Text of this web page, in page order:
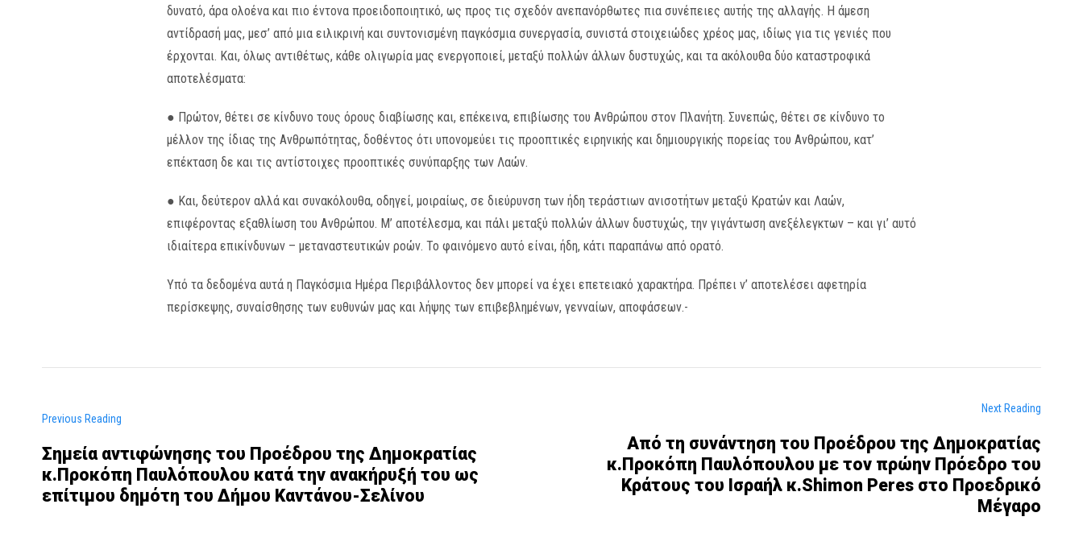
δυνατό, άρα ολοένα και πιο έντονα προειδοποιητικό, ως προς τις σχεδόν ανεπανόρθωτες πια συνέπειες αυτής της αλλαγής. Η άμεση
αντίδρασή μας, μεσ’ από μια ειλικρινή και συντονισμένη παγκόσμια συνεργασία, συνιστά στοιχειώδες χρέος μας, ιδίως για τις γενιές που
έρχονται. Και, όλως αντιθέτως, κάθε ολιγωρία μας ενεργοποιεί, μεταξύ πολλών άλλων δυστυχώς, και τα ακόλουθα δύο καταστροφικά
αποτελέσματα:
● Πρώτον, θέτει σε κίνδυνο τους όρους διαβίωσης και, επέκεινα, επιβίωσης του Ανθρώπου στον Πλανήτη. Συνεπώς, θέτει σε κίνδυνο τo
μέλλον της ίδιας της Ανθρωπότητας, δοθέντος ότι υπονομεύει τις προοπτικές ειρηνικής και δημιουργικής πορείας του Ανθρώπου, κατ’
επέκταση δε και τις αντίστοιχες προοπτικές συνύπαρξης των Λαών.
● Και, δεύτερον αλλά και συνακόλουθα, οδηγεί, μοιραίως, σε διεύρυνση των ήδη τεράστιων ανισοτήτων μεταξύ Κρατών και Λαών,
επιφέροντας εξαθλίωση του Ανθρώπου. Μ’ αποτέλεσμα, και πάλι μεταξύ πολλών άλλων δυστυχώς, την γιγάντωση ανεξέλεγκτων – και γι’ αυτό
ιδιαίτερα επικίνδυνων – μεταναστευτικών ροών. Το φαινόμενο αυτό είναι, ήδη, κάτι παραπάνω από ορατό.
Υπό τα δεδομένα αυτά η Παγκόσμια Ημέρα Περιβάλλοντος δεν μπορεί να έχει επετειακό χαρακτήρα. Πρέπει ν’ αποτελέσει αφετηρία
περίσκεψης, συναίσθησης των ευθυνών μας και λήψης των επιβεβλημένων, γενναίων, αποφάσεων.-
Previous Reading
Σημεία αντιφώνησης του Προέδρου της Δημοκρατίας
κ.Προκόπη Παυλόπουλου κατά την ανακήρυξή του ως
επίτιμου δημότη του Δήμου Καντάνου-Σελίνου
Next Reading
Από τη συνάντηση του Προέδρου της Δημοκρατίας
κ.Προκόπη Παυλόπουλου με τον πρώην Πρόεδρο του
Κράτους του Ισραήλ κ.Shimon Peres στο Προεδρικό
Μέγαρο